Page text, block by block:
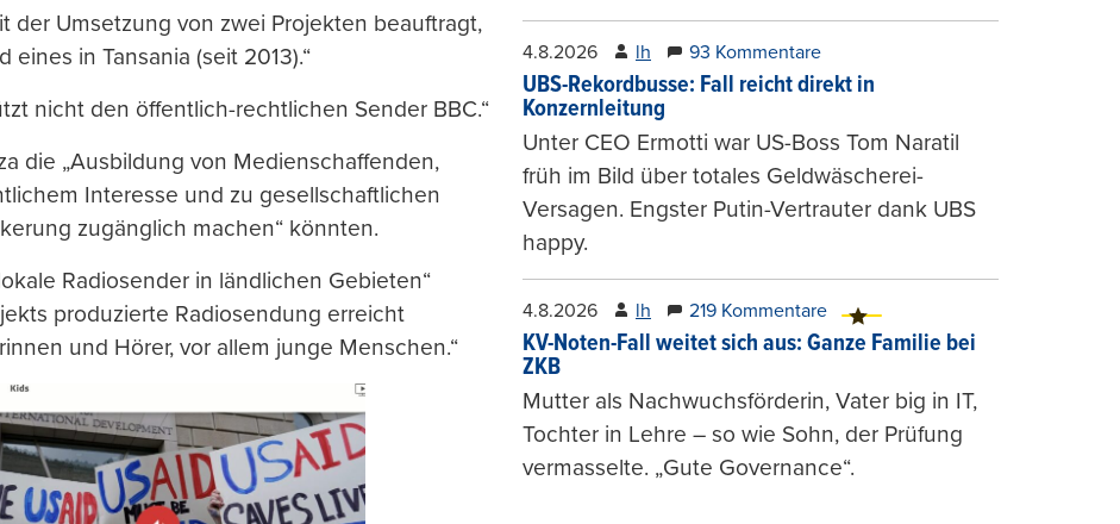
der Umsetzung von zwei Projekten beauftragt,
in Tansania (seit 2013).“
nicht den öffentlich-rechtlichen Sender BBC.“
die „Ausbildung von Medienschaffenden,
Interesse und zu gesellschaftlichen
zugänglich machen“ könnten.
Radiosender in ländlichen Gebieten“
produzierte Radiosendung erreicht
und Hörer, vor allem junge Menschen.“
4.8.2026 lh 93 Kommentare
UBS-Rekordbusse: Fall reicht direkt in
Konzernleitung
Unter CEO Ermotti war US-Boss Tom Naratil
früh im Bild über totales Geldwäscherei-
Versagen. Engster Putin-Vertrauter dank UBS
happy.
4.8.2026 lh 219 Kommentare
KV-Noten-Fall weitet sich aus: Ganze Familie bei
ZKB
Mutter als Nachwuchsförderin, Vater big in IT,
Tochter in Lehre – so wie Sohn, der Prüfung
vermasselte. „Gute Governance“.